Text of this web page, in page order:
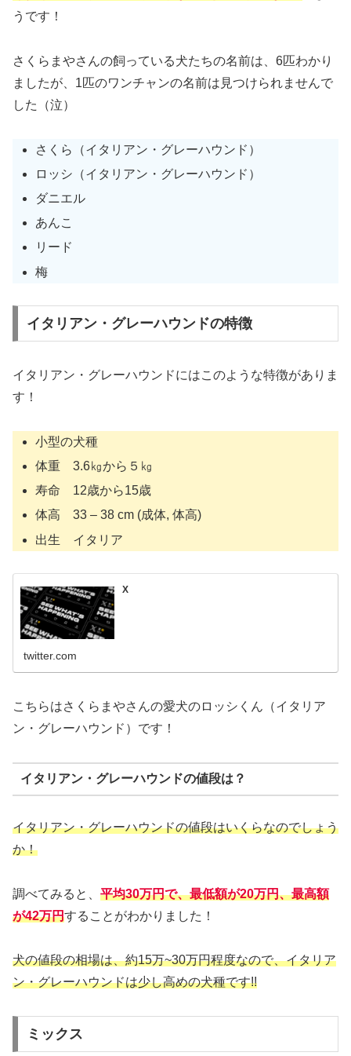
うです！
さくらまやさんの飼っている犬たちの名前は、6匹わかり
ましたが、1匹のワンチャンの名前は見つけられませんで
した（泣）
さくら（イタリアン・グレーハウンド）
ロッシ（イタリアン・グレーハウンド）
ダニエル
あんこ
リード
梅
イタリアン・グレーハウンドの特徴
イタリアン・グレーハウンドにはこのような特徴がありま
す！
小型の犬種
体重 3.6㎏から５㎏
寿命 12歳から15歳
体高 33 – 38 cm (成体, 体高)
出生 イタリア
X
twitter.com
こちらはさくらまやさんの愛犬のロッシくん（イタリア
ン・グレーハウンド）です！
イタリアン・グレーハウンドの値段は？
イタリアン・グレーハウンドの値段はいくらなのでしょう
か！
調べてみると、 平均30万円で、最低額が20万円、最高額
が42万円することがわかりました！
犬の値段の相場は、約15万~30万円程度なので、イタリア
ン・グレーハウンドは少し高めの犬種です!!
ミックス